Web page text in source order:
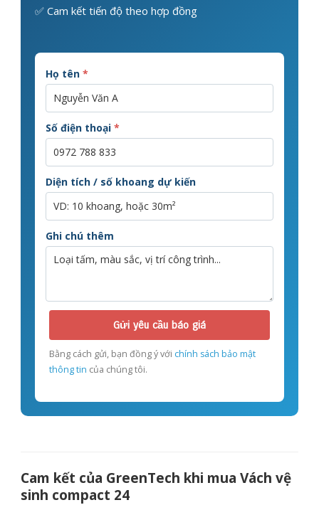
✅ Cam kết tiến độ theo hợp đồng
Họ tên *
Số điện thoại *
Diện tích / số khoang dự kiến
Ghi chú thêm
Gửi yêu cầu báo giá
Bằng cách gửi, bạn đồng ý với chính sách bảo mật
thông tin của chúng tôi.
Cam kết của GreenTech khi mua Vách vệ
sinh compact 24